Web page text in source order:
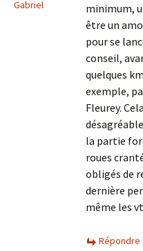
Gabriel
minimum,
être un
pour se
conseil,
quelques
exemple,
Fleurey.
la partie
roues
obligés de
dernière
même les
Répondre